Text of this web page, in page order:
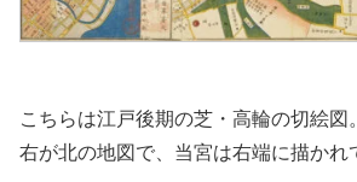
こちらは江戸後期の芝・高輪の切絵図。
右が北の地図で、当宮は右端に描かれ